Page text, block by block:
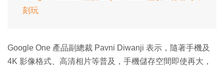
刻玩
Google One 產品副總裁 Pavni Diwanji 表示，隨著手機及
4K 影像格式、高清相片等普及，手機儲存空間即使再大，